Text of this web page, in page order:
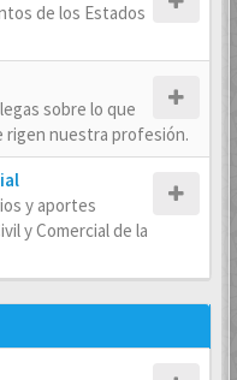
de los Estados
sobre lo que
rigen nuestra profesión.
y aportes
y Comercial de la